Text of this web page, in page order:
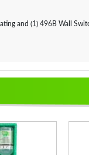
and (1) 496B Wall